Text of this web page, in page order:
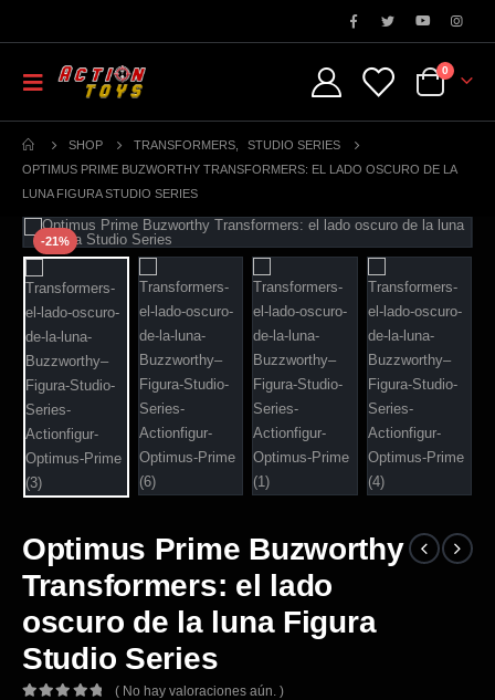
0
SHOP TRANSFORMERS
STUDIO SERIES
OPTIMUS PRIME BUZWORTHY TRANSFORMERS: EL LADO OSCURO DE LA
LUNA FIGURA STUDIO SERIES
-21%
Optimus Prime Buzworthy
Transformers: el lado
oscuro de la luna Figura
Studio Series
( No hay valoraciones aún. )